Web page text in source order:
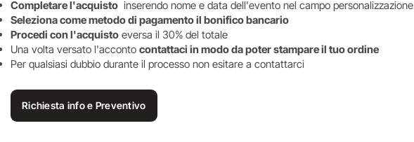
Completare l'acquisto inserendo nome e data dell'evento nel campo personalizzazione
Seleziona come metodo di pagamento il bonifico bancario
Procedi con l'acquisto eversa il 30% del totale
Una volta versato l'acconto contattaci in modo da poter stampare il tuo ordine
Per qualsiasi dubbio durante il processo non esitare a contattarci
Richiesta info e Preventivo